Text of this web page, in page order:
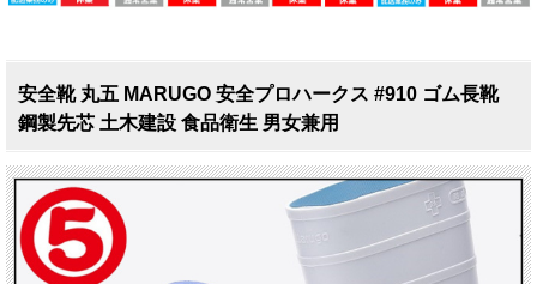
安全靴 丸五 MARUGO 安全プロハークス #910 ゴム長靴
鋼製先芯 土木建設 食品衛生 男女兼用